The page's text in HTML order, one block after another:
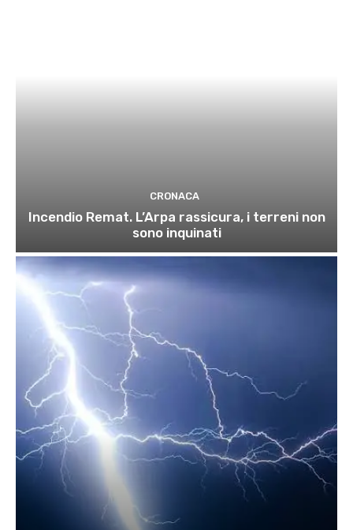
CRONACA
Incendio Remat. L’Arpa rassicura, i terreni non
sono inquinati